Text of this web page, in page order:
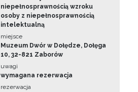
niepełnosprawnością wzroku
osoby z niepełnosprawnością
intelektualną
miejsce
Muzeum Dwór w Dołędze, Dołęga
10, 32-821 Zaborów
uwagi
wymagana rezerwacja
rezerwacja